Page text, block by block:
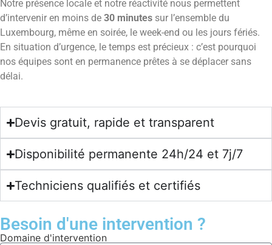
Notre présence locale et notre réactivité nous permettent
d’intervenir en moins de 30 minutes sur l’ensemble du
Luxembourg, même en soirée, le week-end ou les jours fériés.
En situation d’urgence, le temps est précieux : c’est pourquoi
nos équipes sont en permanence prêtes à se déplacer sans
délai.
Devis gratuit, rapide et transparent
Disponibilité permanente 24h/24 et 7j/7
Techniciens qualifiés et certifiés
Besoin d'une intervention ?
Domaine d'intervention